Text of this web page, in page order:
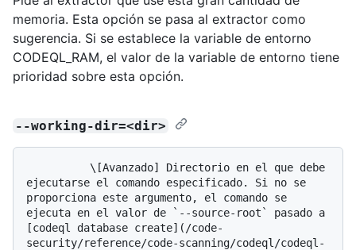
memoria. Esta opción se pasa al extractor como
sugerencia. Si se establece la variable de entorno
CODEQL_RAM, el valor de la variable de entorno tiene
prioridad sobre esta opción.
--working-dir=<dir>
ejecutarse el comando especificado. Si no se
proporciona este argumento, el comando se
ejecuta en el valor de `--source-root` pasado a
[codeql database create](/code-
security/reference/code-scanning/codeql/codeql-